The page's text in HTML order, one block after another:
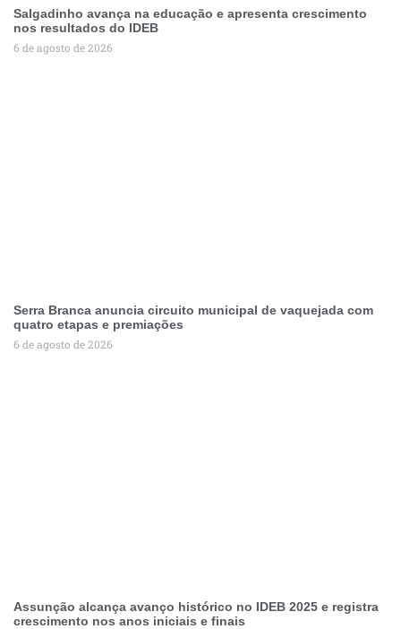
Salgadinho avança na educação e apresenta crescimento
nos resultados do IDEB
6 de agosto de 2026
Serra Branca anuncia circuito municipal de vaquejada com
quatro etapas e premiações
6 de agosto de 2026
Assunção alcança avanço histórico no IDEB 2025 e registra
crescimento nos anos iniciais e finais